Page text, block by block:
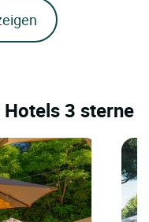
3 sterne